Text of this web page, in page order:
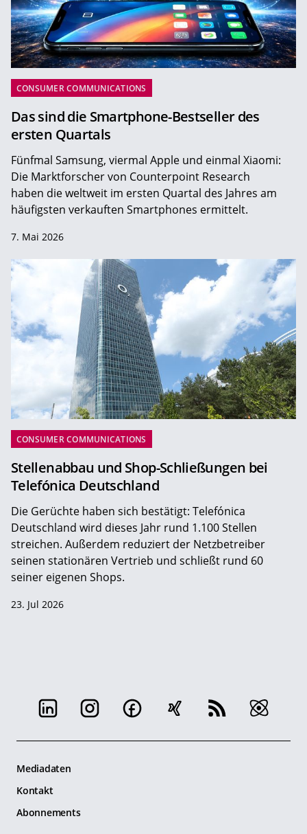
CONSUMER COMMUNICATIONS
Das sind die Smartphone-Bestseller des
ersten Quartals
Fünfmal Samsung, viermal Apple und einmal Xiaomi:
Die Marktforscher von Counterpoint Research
haben die weltweit im ersten Quartal des Jahres am
häufigsten verkauften Smartphones ermittelt.
7. Mai 2026
CONSUMER COMMUNICATIONS
Stellenabbau und Shop-Schließungen bei
Telefónica Deutschland
Die Gerüchte haben sich bestätigt: Telefónica
Deutschland wird dieses Jahr rund 1.100 Stellen
streichen. Außerdem reduziert der Netzbetreiber
seinen stationären Vertrieb und schließt rund 60
seiner eigenen Shops.
23. Jul 2026
Mediadaten
Kontakt
Abonnements